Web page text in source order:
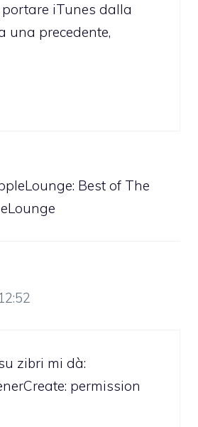
iTunes dalla
una precedente,
Best of The
zibri mi dà:
permission